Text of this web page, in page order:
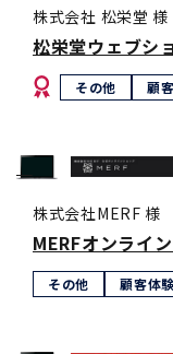
株式会社 松栄堂 様
松栄堂ウェブシ
その他 顧
株式会社MERF 様
MERFオンライ
その他 顧客体